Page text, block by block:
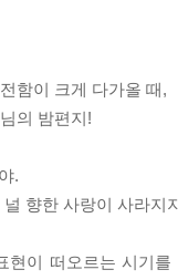
함이 크게 다가올 때,
의 밤편지!
.
향한 사랑이 사라지
현이 떠오르는 시기